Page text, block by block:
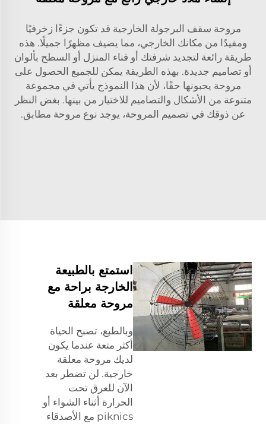
مروحة سقف البرجولة الخارجية قد تكون جزءًا زخرفيًا
ومفيدًا من مكانك الخارجي، مما يضيف مظهرًا جميلًا. هذه
طريقة رائعة لتجديد شرفتك أو فناء المنزل أو السطح بألوان
أو تصاميم جديدة. بهذه الطريقة يمكن للجميع الحصول على
مروحة يحبونها حقًا، لأن هذا النموذج يأتي في مجموعة
متنوعة من الأشكال والتصاميم للاختيار من بينها. بغض النظر
عن ذوقك في تصميم المروحة، يوجد نوع مروحة مطابق.
استمتع بالطبيعة
الخارجة براحة مع
مروحة معلقة
وبالطبع، تصبح الحياة
أكثر متعة عندما يكون
لديك مروحة معلقة
خارجية. لن تضطر بعد
الآن للعرق تحت
الحرارة أثناء الشواء أو
piknics مع الأصدقاء